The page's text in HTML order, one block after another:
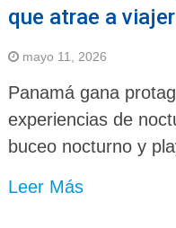
que atrae a
mayo 11, 2026
Panamá gana
experiencias de
buceo nocturno y
Leer Más